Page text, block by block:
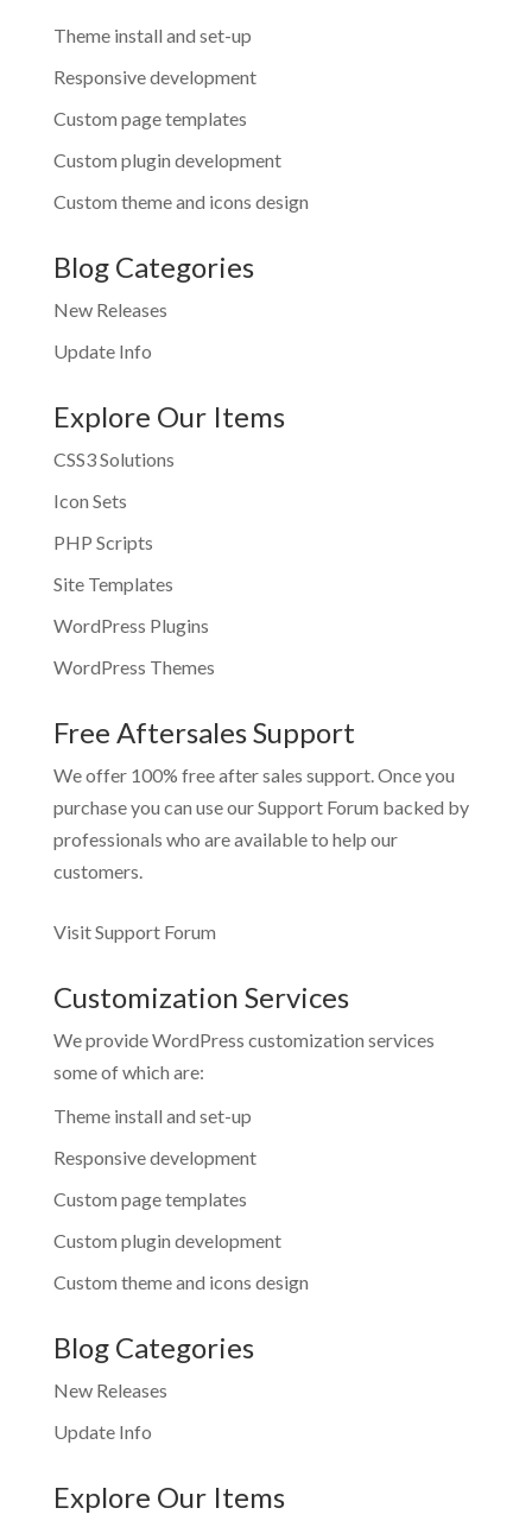
Theme install and set-up
Responsive development
Custom page templates
Custom plugin development
Custom theme and icons design
Blog Categories
New Releases
Update Info
Explore Our Items
CSS3 Solutions
Icon Sets
PHP Scripts
Site Templates
WordPress Plugins
WordPress Themes
Free Aftersales Support
We offer 100% free after sales support. Once you
purchase you can use ourSupport Forum backed by
professionals who are available to help our
customers.
Visit Support Forum
Customization Services
We provide WordPress customization services
some of which are:
Theme install and set-up
Responsive development
Custom page templates
Custom plugin development
Custom theme and icons design
Blog Categories
New Releases
Update Info
Explore Our Items